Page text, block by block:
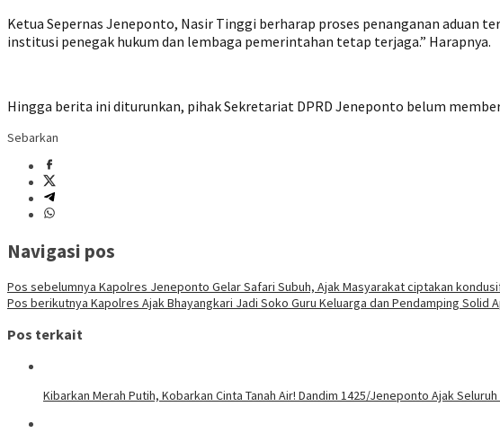
Ketua Sepernas Jeneponto, Nasir Tinggi berharap proses penanganan aduan
institusi penegak hukum dan lembaga pemerintahan tetap terjaga.” Harapnya.
Hingga berita ini diturunkan, pihak Sekretariat DPRD Jeneponto belum
Sebarkan
Navigasi pos
Pos sebelumnya Kapolres Jeneponto Gelar Safari Subuh, Ajak Masyarakat ciptakan
Pos berikutnya Kapolres Ajak Bhayangkari Jadi Soko Guru Keluarga dan Pendamping Solid
Pos terkait
Kibarkan Merah Putih, Kobarkan Cinta Tanah Air! Dandim 1425/Jeneponto Ajak